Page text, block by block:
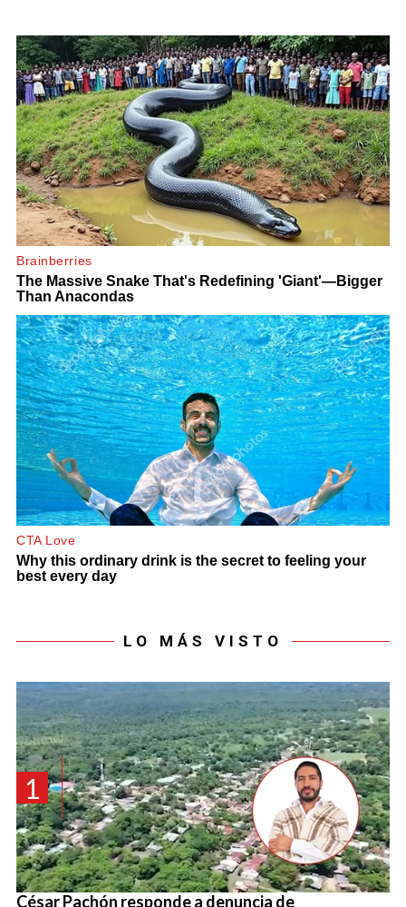
LO MÁS VISTO
1
César Pachón responde a denuncia de